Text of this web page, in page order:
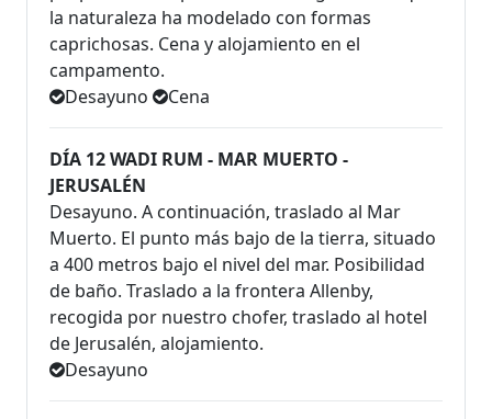
la naturaleza ha modelado con formas
caprichosas. Cena y alojamiento en el
campamento.
Desayuno
Cena
DÍA 12 WADI RUM - MAR MUERTO -
JERUSALÉN
Desayuno. A continuación, traslado al Mar
Muerto. El punto más bajo de la tierra, situado
a 400 metros bajo el nivel del mar. Posibilidad
de baño. Traslado a la frontera Allenby,
recogida por nuestro chofer, traslado al hotel
de Jerusalén, alojamiento.
Desayuno